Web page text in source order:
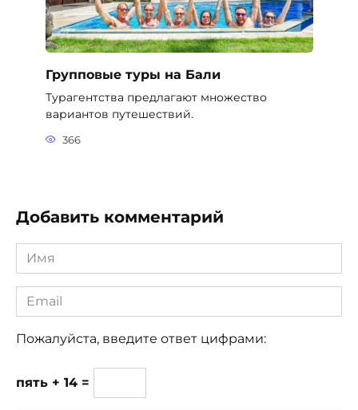
Групповые туры на Бали
Турагентства предлагают множество
вариантов путешествий.
366
Добавить комментарий
Имя
*
Email
*
Пожалуйста, введите ответ цифрами:
пять + 14 =